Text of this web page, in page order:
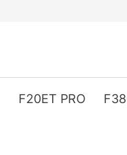
F20ET PRO